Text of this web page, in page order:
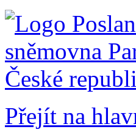
Přejít na